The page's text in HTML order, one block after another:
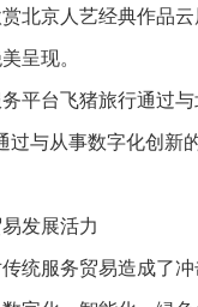
北京人艺经典作品
呈现。
平台飞猪旅行通过
过与从事数字化创新
发展活力
统服务贸易造成了